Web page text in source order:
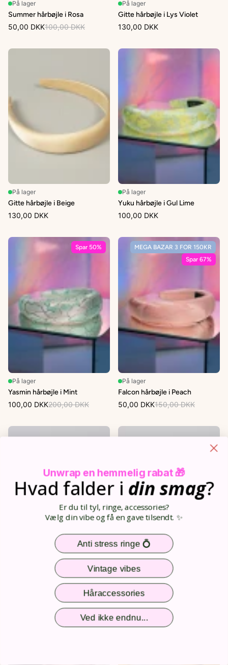
På lager
Summer hårbøjle i Rosa
50,00 DKK100,00 DKK
På lager
Gitte hårbøjle i Lys Violet
130,00 DKK
På lager
Gitte hårbøjle i Beige
130,00 DKK
På lager
Yuku hårbøjle i Gul Lime
100,00 DKK
Spar 50%
På lager
Yasmin hårbøjle i Mint
100,00 DKK200,00 DKK
MEGA BAZAR 3 FOR 150KR
Spar 67%
På lager
Falcon hårbøjle i Peach
50,00 DKK150,00 DKK
Cheap Harper hårbøjle i Gul
På lager
Cheap Harper hårbøjle i Beige
80,00 DKK
Unwrap en hemmelig rabat 🎁
Hvad falder i din smag?
Er du til tyl, ringe, accessories?
Vælg din vibe og få en gave tilsendt. ✨
Anti stress ringe 💍
Vintage vibes
Håraccessories
Ved ikke endnu...